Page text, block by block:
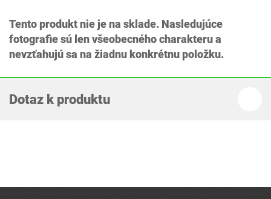
Tento produkt nie je na sklade. Nasledujúce
fotografie sú len všeobecného charakteru a
nevzťahujú sa na žiadnu konkrétnu položku.
Dotaz k produktu